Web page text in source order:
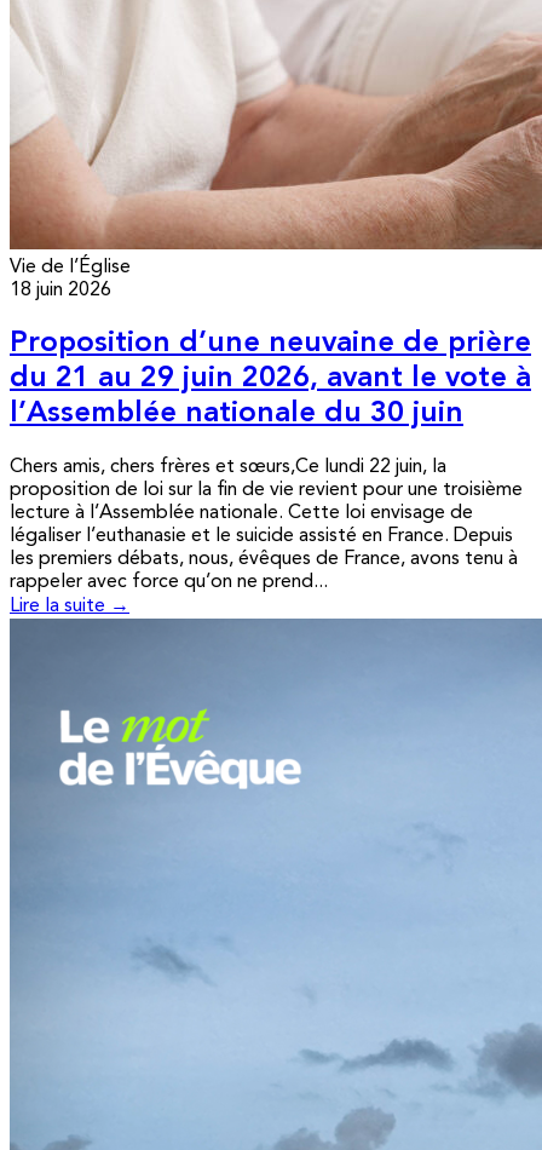
Vie de l’Église
18 juin 2026
Proposition d’une neuvaine de prière
du 21 au 29 juin 2026, avant le vote à
l’Assemblée nationale du 30 juin
Chers amis, chers frères et sœurs,Ce lundi 22 juin, la
proposition de loi sur la fin de vie revient pour une troisième
lecture à l’Assemblée nationale. Cette loi envisage de
légaliser l’euthanasie et le suicide assisté en France. Depuis
les premiers débats, nous, évêques de France, avons tenu à
rappeler avec force qu’on ne prend...
Lire la suite →